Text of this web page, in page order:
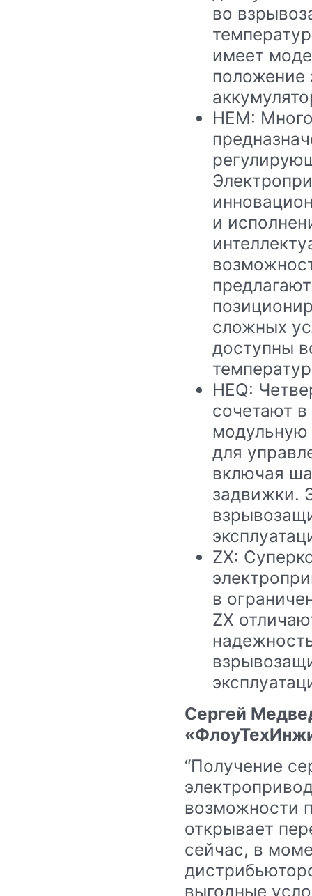
во
имеет
положение
HEM:
и
сложных
доступны
HEQ:
сочетают
модульную
для
включая
задвижки.
ZX:
в
ZX
Сергей
“Получение
возможности
открывает
сейчас, в
выгодные